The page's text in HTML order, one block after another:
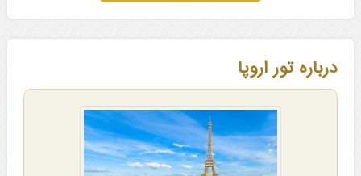
درباره تور اروپا